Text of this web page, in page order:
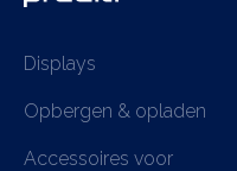
Displays
Opbergen & opladen
Accessoires voor